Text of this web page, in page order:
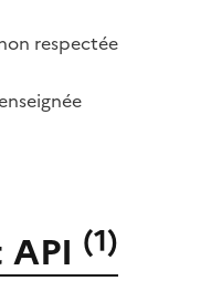
respectée
(1)